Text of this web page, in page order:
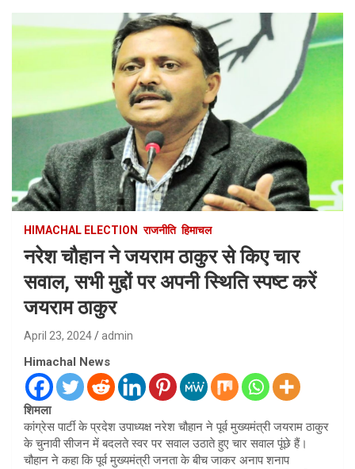
HIMACHAL ELECTION राजनीति हिमाचल
नरेश चौहान ने जयराम ठाकुर से किए चार
सवाल, सभी मुद्दों पर अपनी स्थिति स्पष्ट करें
जयराम ठाकुर
April 23, 2024 admin
Himachal News
शिमला
कांग्रेस पार्टी के प्रदेश उपाध्यक्ष नरेश चौहान ने पूर्व मुख्यमंत्री जयराम ठाकुर
के चुनावी सीजन में बदलते स्वर पर सवाल उठाते हुए चार सवाल पूंछे हैं।
चौहान ने कहा कि पूर्व मुख्यमंत्री जनता के बीच जाकर अनाप शनाप